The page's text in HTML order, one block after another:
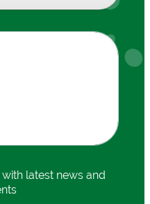
latest news and